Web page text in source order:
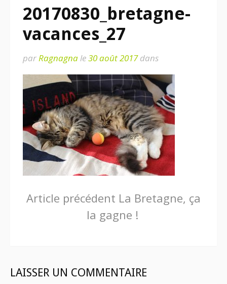
20170830_bretagne-
vacances_27
parRagnagnale30 août 2017dans
Lire
Article précédent La Bretagne, ça
la gagne !
LAISSER UN COMMENTAIRE